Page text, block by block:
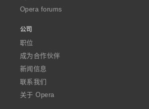
Opera forums
公司
职位
成为合作伙伴
新闻信息
联系我们
关于 Opera